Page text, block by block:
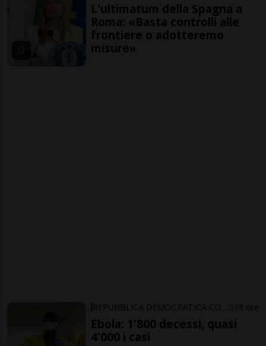
L'ultimatum della Spagna a
Roma: «Basta controlli alle
frontiere o adotteremo
misure»
18 ore
Ebola: 1'800 decessi, quasi
4'000 i casi